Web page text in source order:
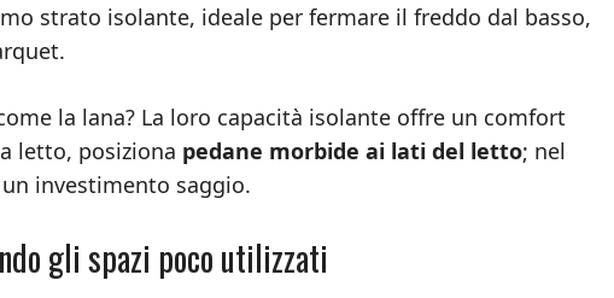
strato isolante, ideale per fermare il freddo dal basso,
la lana? La loro capacità isolante offre un comfort
letto, posiziona pedane morbide ai lati del letto; nel
investimento saggio.
gli spazi poco utilizzati